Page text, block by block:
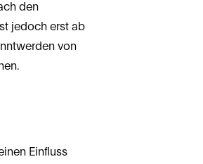
den
jedoch erst ab
von
Einfluss